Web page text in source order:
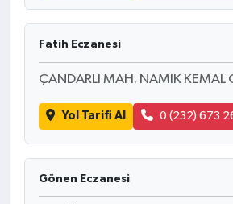
Fatih Eczanesi
ÇANDARLI MAH. NAMIK KEMAL
Yol Tarifi Al 0 (232) 673
Gönen Eczanesi